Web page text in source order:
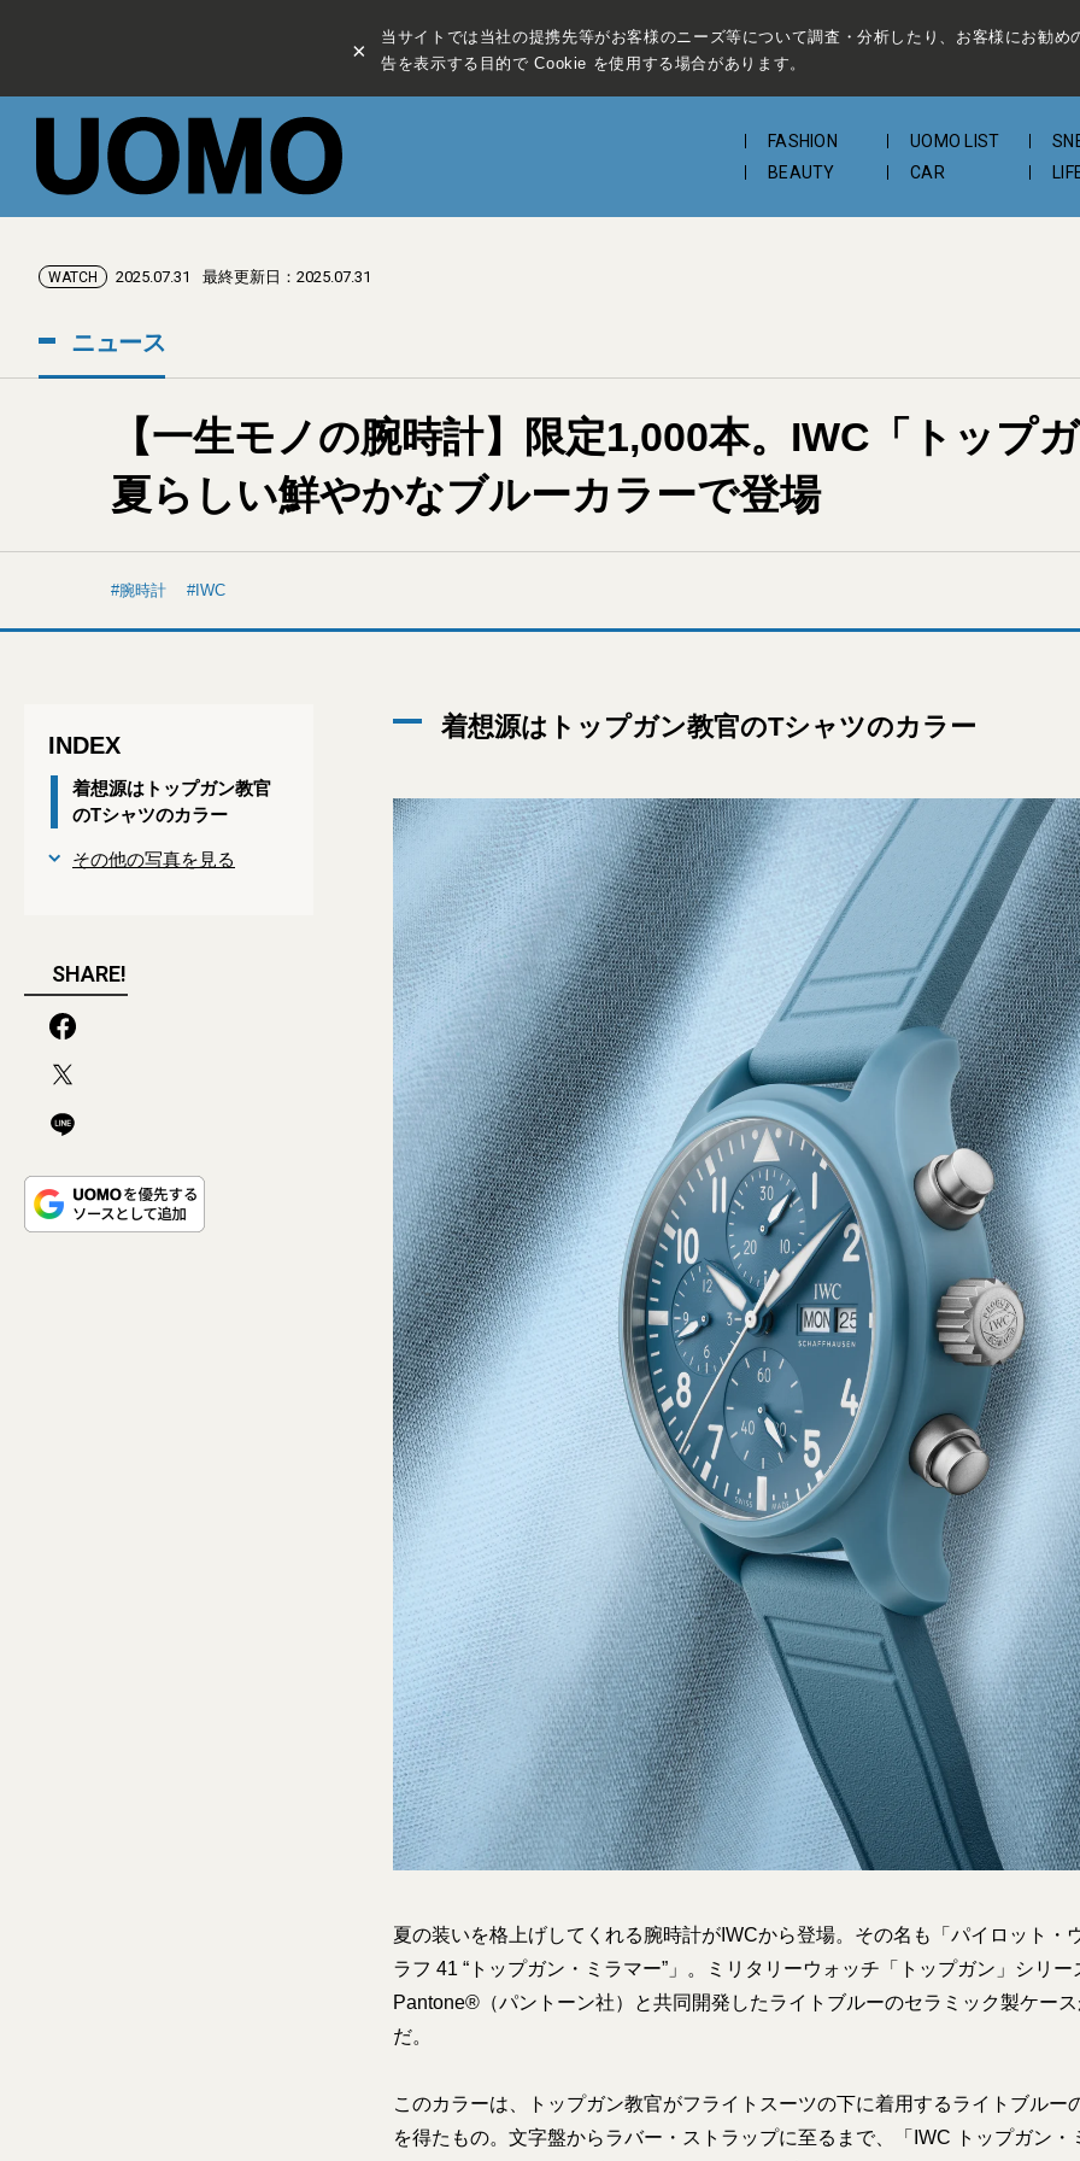
×
当サイトでは当社の提携先等がお客様のニーズ等について調査・分析したり、お客様にお勧め
告を表示する目的で Cookie を使用する場合があります。
FASHION UOMO LIST
BEAUTY
CAR
WATCH 2025.07.31 最終更新日：2025.07.31
ニュース
【一生モノの腕時計】限定1,000本。IWC「トップ
夏らしい鮮やかなブルーカラーで登場
腕時計 IWC
INDEX
着想源はトップガン教官
のTシャツのカラー
その他の写真を見る
SHARE!
着想源はトップガン教官のTシャツのカラー
夏の装いを格上げしてくれる腕時計がIWCから登場。その名も「パイロット・
ラフ 41 “トップガン・ミラマー”」。ミリタリーウォッチ「トップガン」シリ
Pantone®（パントーン社）と共同開発したライトブルーのセラミック製ケー
だ。
このカラーは、トップガン教官がフライトスーツの下に着用するライトブルー
を得たもの。文字盤からラバー・ストラップに至るまで、「IWC トップガン・